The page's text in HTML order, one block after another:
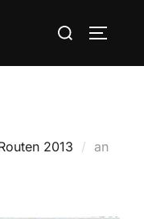
Suchen
2013 an